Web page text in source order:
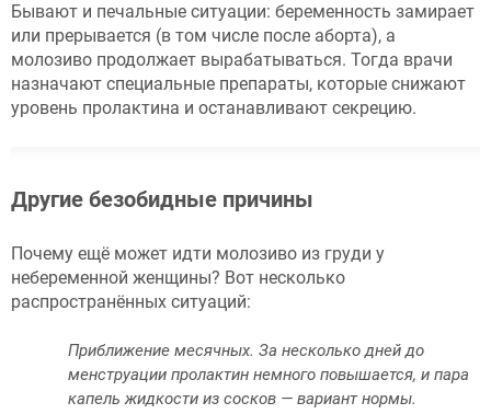
Бывают и печальные ситуации: беременность замирает
или прерывается (в том числе после аборта), а
молозиво продолжает вырабатываться. Тогда врачи
назначают специальные препараты, которые снижают
уровень пролактина и останавливают секрецию.
Другие безобидные причины
Почему ещё может идти молозиво из груди у
небеременной женщины? Вот несколько
распространённых ситуаций:
Приближение месячных. За несколько дней до
менструации пролактин немного повышается, и пара
капель жидкости из сосков — вариант нормы.